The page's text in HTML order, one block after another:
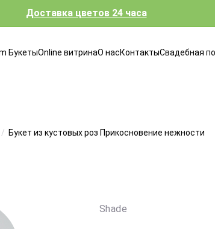
Доставка цветов 24 часа
БукетыOnline витринаО насКонтактыСвадебная
Букет из кустовых роз Прикосновение нежности
Shade